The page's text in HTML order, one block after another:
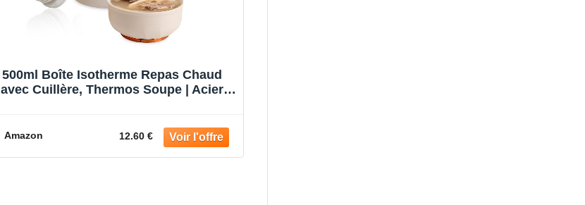
500ml Boîte Isotherme Repas Chaud
avec Cuillère, Thermos Soupe | Acier
Bureau, Travail, À Emporter Camping
Amazon 12.60 €